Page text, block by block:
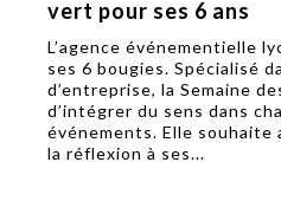
vert pour ses 6 ans
L’agence événementielle
ses 6 bougies. Spécialisé
d’entreprise, la Semaine
d’intégrer du sens dans
événements. Elle
la réflexion à ses...